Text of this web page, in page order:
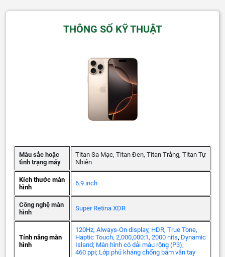
THÔNG SỐ KỸ THUẬT
Màu sắc hoặc
tình trạng máy
Titan Sa Mạc, Titan Đen, Titan Trắng, Titan Tự
Nhiên
Kích thước màn
hình
6.9 inch
Công nghệ màn
hình
Super Retina XDR
Tính năng màn
hình
120Hz, Always-On display, HDR, True Tone,
Haptic Touch, 2,000,000:1, 2000 nits, Dynamic
Island; Màn hình có dải màu rộng (P3);
460 ppi; Lớp phủ kháng chống bám vân tay